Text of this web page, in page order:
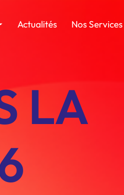
Actualités Nos Services
LA